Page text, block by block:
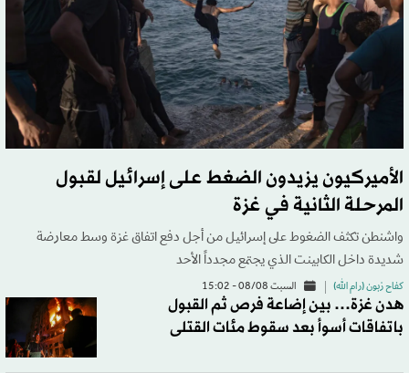
الأميركيون يزيدون الضغط على إسرائيل لقبول
المرحلة الثانية في غزة
واشنطن تكثف الضغوط على إسرائيل من أجل دفع اتفاق غزة وسط معارضة
شديدة داخل الكابينت الذي يجتمع مجدداً الأحد
كفاح زبون (رام الله) السبت 08/08 - 15:02
هدن غزة… بين إضاعة فرص ثم القبول
باتفاقات أسوأ بعد سقوط مئات القتلى